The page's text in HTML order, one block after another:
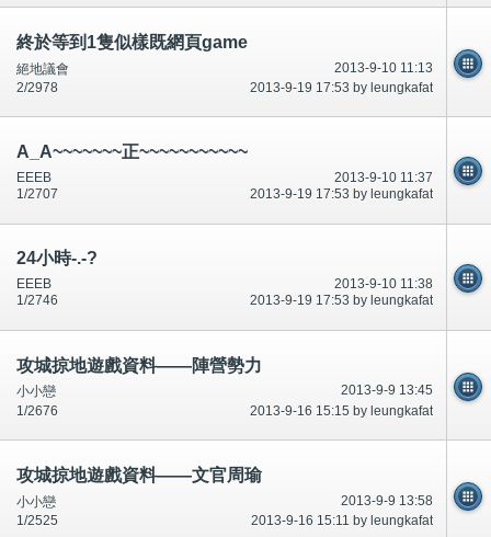
終於等到1隻似樣既網頁game
2013-9-10 11:13
絕地議會
2013-9-19 17:53 by leungkafat
2/2978
A_A~~~~~~~正~~~~~~~~~~~
2013-9-10 11:37
EEEB
2013-9-19 17:53 by leungkafat
1/2707
24小時-.-?
2013-9-10 11:38
EEEB
2013-9-19 17:53 by leungkafat
1/2746
攻城掠地遊戲資料——陣營勢力
2013-9-9 13:45
小小戀
2013-9-16 15:15 by leungkafat
1/2676
攻城掠地遊戲資料——文官周瑜
2013-9-9 13:58
小小戀
2013-9-16 15:11 by leungkafat
1/2525